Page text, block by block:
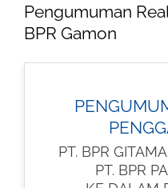
Pengumuman
BPR Gamon
PT. BPR
PT. BPR